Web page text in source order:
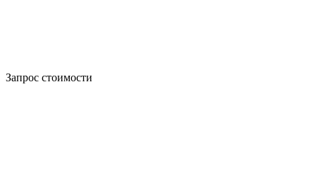
Запрос стоимости